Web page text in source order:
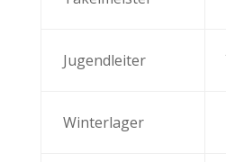
Jugendleiter
Winterlager